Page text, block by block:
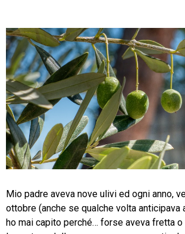
Email Marketing
Fatturazione
Financial Solutions
HR
Trust Services
TeamSystem Store
Mio padre aveva nove ulivi ed ogni anno,
ottobre (anche se qualche volta anticipava
ho mai capito perché… forse aveva fretta